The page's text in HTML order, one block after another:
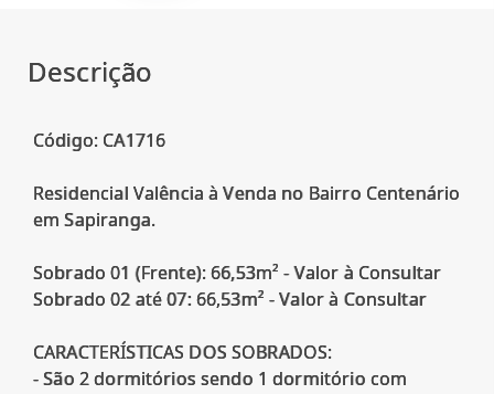
Descrição
Código: CA1716
Residencial Valência à Venda no Bairro Centenário
em Sapiranga.
Sobrado 01 (Frente): 66,53m² - Valor à Consultar
Sobrado 02 até 07: 66,53m² - Valor à Consultar
CARACTERÍSTICAS DOS SOBRADOS:
- São 2 dormitórios sendo 1 dormitório com